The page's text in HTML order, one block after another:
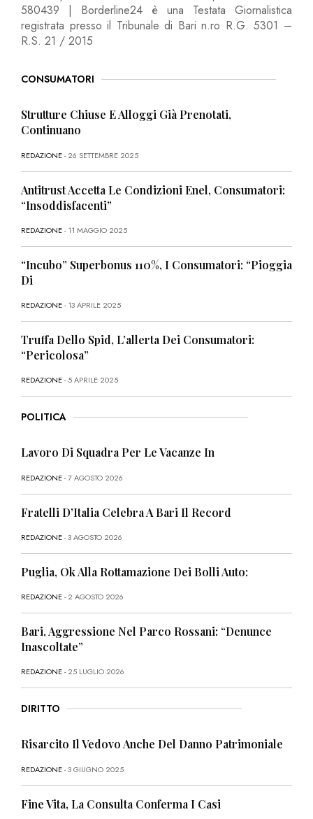
580439 | Borderline24 è una Testata Giornalistica
registrata presso il Tribunale di Bari n.ro R.G. 5301 –
R.S. 21 / 2015
CONSUMATORI
Strutture Chiuse E Alloggi Già Prenotati,
Continuano
REDAZIONE- 26 SETTEMBRE 2025
Antitrust Accetta Le Condizioni Enel, Consumatori:
“Insoddisfacenti”
REDAZIONE- 11 MAGGIO 2025
“Incubo” Superbonus 110%, I Consumatori: “Pioggia
Di
REDAZIONE- 13 APRILE 2025
Truffa Dello Spid, L’allerta Dei Consumatori:
“Pericolosa”
REDAZIONE- 5 APRILE 2025
POLITICA
Lavoro Di Squadra Per Le Vacanze In
REDAZIONE- 7 AGOSTO 2026
Fratelli D’Italia Celebra A Bari Il Record
REDAZIONE- 3 AGOSTO 2026
Puglia, Ok Alla Rottamazione Dei Bolli Auto:
REDAZIONE- 2 AGOSTO 2026
Bari, Aggressione Nel Parco Rossani: “Denunce
Inascoltate”
REDAZIONE- 25 LUGLIO 2026
DIRITTO
Risarcito Il Vedovo Anche Del Danno Patrimoniale
REDAZIONE- 3 GIUGNO 2025
Fine Vita, La Consulta Conferma I Casi